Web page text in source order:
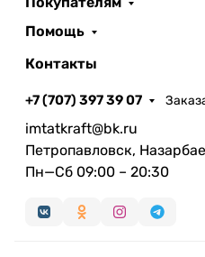
Помощь
Контакты
+7 (707) 397 39 07
imtatkraft@bk.ru
Петропавловск,
Пн—Сб 09:00 – 20:30